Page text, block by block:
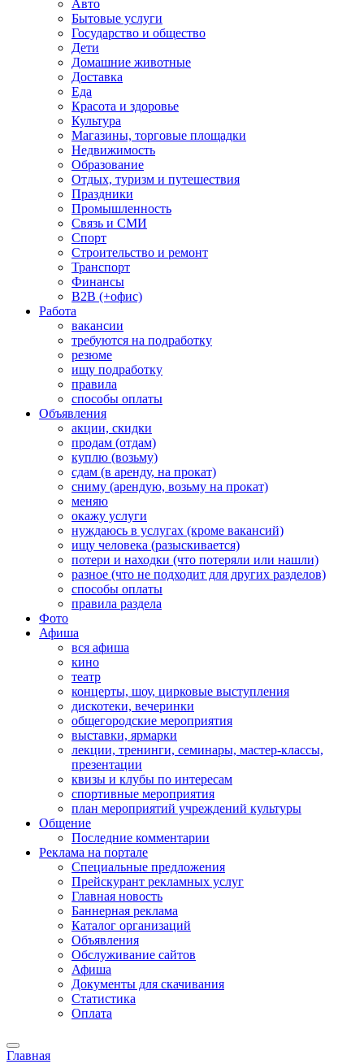
Авто
Бытовые услуги
Государство и общество
Дети
Домашние животные
Доставка
Еда
Красота и здоровье
Культура
Магазины, торговые площадки
Недвижимость
Образование
Отдых, туризм и путешествия
Праздники
Промышленность
Связь и СМИ
Спорт
Строительство и ремонт
Транспорт
Финансы
B2B (+офис)
Работа
вакансии
требуются на подработку
резюме
ищу подработку
правила
способы оплаты
Объявления
акции, скидки
продам (отдам)
куплю (возьму)
сдам (в аренду, на прокат)
сниму (арендую, возьму на прокат)
меняю
окажу услуги
нуждаюсь в услугах (кроме вакансий)
ищу человека (разыскивается)
потери и находки (что потеряли или нашли)
разное (что не подходит для других разделов)
способы оплаты
правила раздела
Фото
Афиша
вся афиша
кино
театр
концерты, шоу, цирковые выступления
дискотеки, вечеринки
общегородские мероприятия
выставки, ярмарки
лекции, тренинги, семинары, мастер-классы,
презентации
квизы и клубы по интересам
спортивные мероприятия
план мероприятий учреждений культуры
Общение
Последние комментарии
Реклама на портале
Специальные предложения
Прейскурант рекламных услуг
Главная новость
Баннерная реклама
Каталог организаций
Объявления
Обслуживание сайтов
Афиша
Документы для скачивания
Статистика
Оплата
Главная